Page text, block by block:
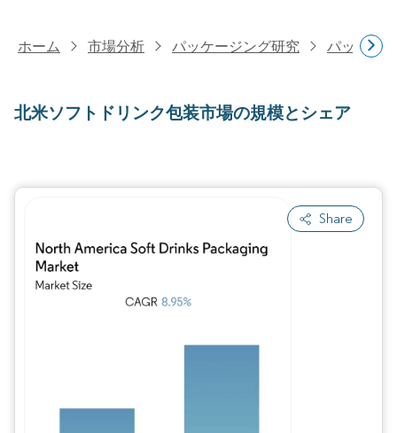
ホーム 市場分析 パッケージング研究 パッケー
北米ソフトドリンク包装市場の規模とシェア
Share